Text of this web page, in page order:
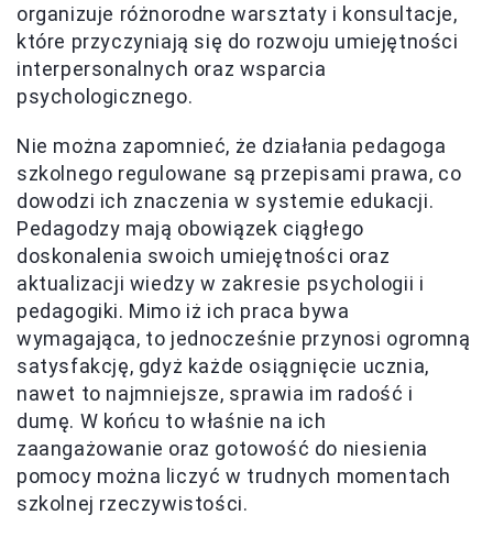
organizuje różnorodne warsztaty i konsultacje,
które przyczyniają się do rozwoju umiejętności
interpersonalnych oraz wsparcia
psychologicznego.
Nie można zapomnieć, że działania pedagoga
szkolnego regulowane są przepisami prawa, co
dowodzi ich znaczenia w systemie edukacji.
Pedagodzy mają obowiązek ciągłego
doskonalenia swoich umiejętności oraz
aktualizacji wiedzy w zakresie psychologii i
pedagogiki. Mimo iż ich praca bywa
wymagająca, to jednocześnie przynosi ogromną
satysfakcję, gdyż każde osiągnięcie ucznia,
nawet to najmniejsze, sprawia im radość i
dumę. W końcu to właśnie na ich
zaangażowanie oraz gotowość do niesienia
pomocy można liczyć w trudnych momentach
szkolnej rzeczywistości.